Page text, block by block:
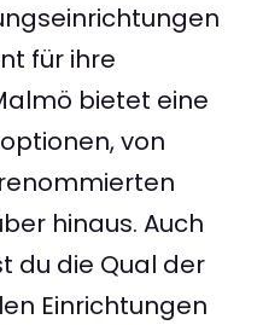
für ihre
bietet eine
von
hinaus. Auch
du die Qual der
Einrichtungen